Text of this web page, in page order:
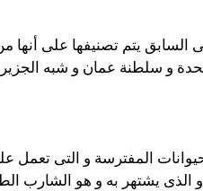
السابق يتم تصنيفها على أنها
و سلطنة عمان و شبه
المفترسة و التى تعمل
الذى يشتهر به و هو الشارب